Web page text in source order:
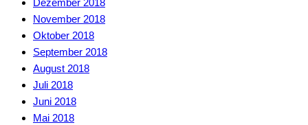
Dezember 2018
November 2018
Oktober 2018
September 2018
August 2018
Juli 2018
Juni 2018
Mai 2018